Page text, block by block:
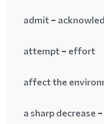
admit =
attempt = effort
affect the
a sharp decrease